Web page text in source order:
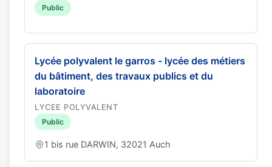
Public
Lycée polyvalent le garros - lycée des métiers
du bâtiment, des travaux publics et du
laboratoire
LYCEE POLYVALENT
Public
1 bis rue DARWIN, 32021 Auch